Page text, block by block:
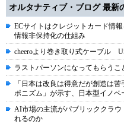
オルタナティブ・ブログ 最新
ECサイトはクレジットカード情
情報非保持化の仕組み
cheeroより巻き取り式ケーブル
ラストパーソンになってもらう
「日本は改良は得意だが創造は
ポニズム」が示す、日本型イノベ
AI市場の主流がパブリッククラ
れるのか